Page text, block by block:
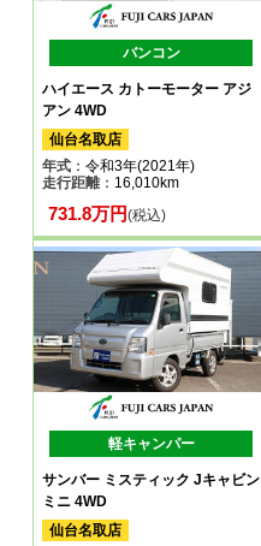
バンコン
ハイエース カトーモーター アジ
アン 4WD
仙台名取店
年式 ：令和3年(2021年)
走行距離：16,010km
731.8万円(税込)
軽キャンパー
サンバー ミスティック Jキャビン
ミニ 4WD
仙台名取店